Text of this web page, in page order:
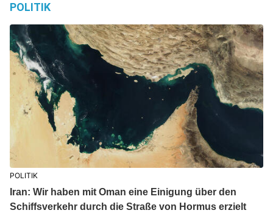
POLITIK
POLITIK
Iran: Wir haben mit Oman eine Einigung über den
Schiffsverkehr durch die Straße von Hormus erzielt